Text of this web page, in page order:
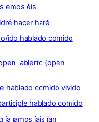
emos éis
hacer haré
ido hablado comido
abierto (open
hablado comido vivido
hablado comido
ía íamos íais ían